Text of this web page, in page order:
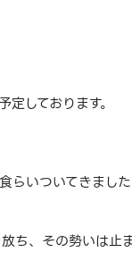
しております。
いついてきました
ち、その勢いは止